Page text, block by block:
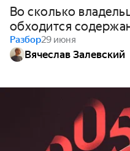
Во сколько
обходится
Разбор29 июня
Вячеслав Залевский